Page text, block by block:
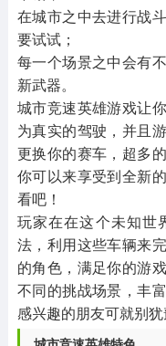
在城市之中去进行战
要试试；
每一个场景之中会有
新武器。
城市竞速英雄游戏让
为真实的驾驶，并且
更换你的赛车，超多
你可以来享受到全新
看吧！
玩家在在这个未知世
法，利用这些车辆来
的角色，满足你的游
不同的挑战场景，丰
感兴趣的朋友可就别犹